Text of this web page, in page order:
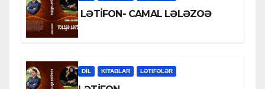
LƏTİFON- CAMAL LƏLƏZOƏ
DİL KİTABLAR LƏTIFƏLƏR